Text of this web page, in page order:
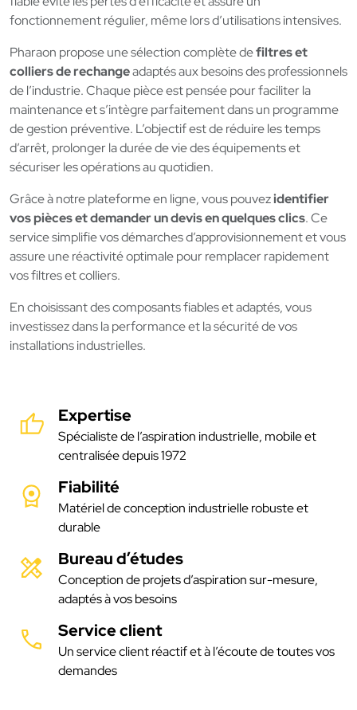
fonctionnement régulier, même lors d’utilisations intensives.
Pharaon propose une sélection complète defiltres et
colliers de rechangeadaptés aux besoins des professionnels
de l’industrie. Chaque pièce est pensée pour faciliter la
maintenance et s’intègre parfaitement dans un programme
de gestion préventive. L’objectif est de réduire les temps
d’arrêt, prolonger la durée de vie des équipements et
sécuriser les opérations au quotidien.
Grâce à notre plateforme en ligne, vous pouvezidentifier
vos pièces et demander un devis en quelques clics. Ce
service simplifie vos démarches d’approvisionnement et vous
assure une réactivité optimale pour remplacer rapidement
vos filtres et colliers.
En choisissant des composants fiables et adaptés, vous
investissez dans la performance et la sécurité de vos
installations industrielles.
Expertise
Spécialiste de l’aspiration industrielle, mobile et
centralisée depuis 1972
Fiabilité
Matériel de conception industrielle robuste et
durable
Bureau d’études
Conception de projets d’aspiration sur-mesure,
adaptés à vos besoins
Service client
Un service client réactif et à l’écoute de toutes vos
demandes